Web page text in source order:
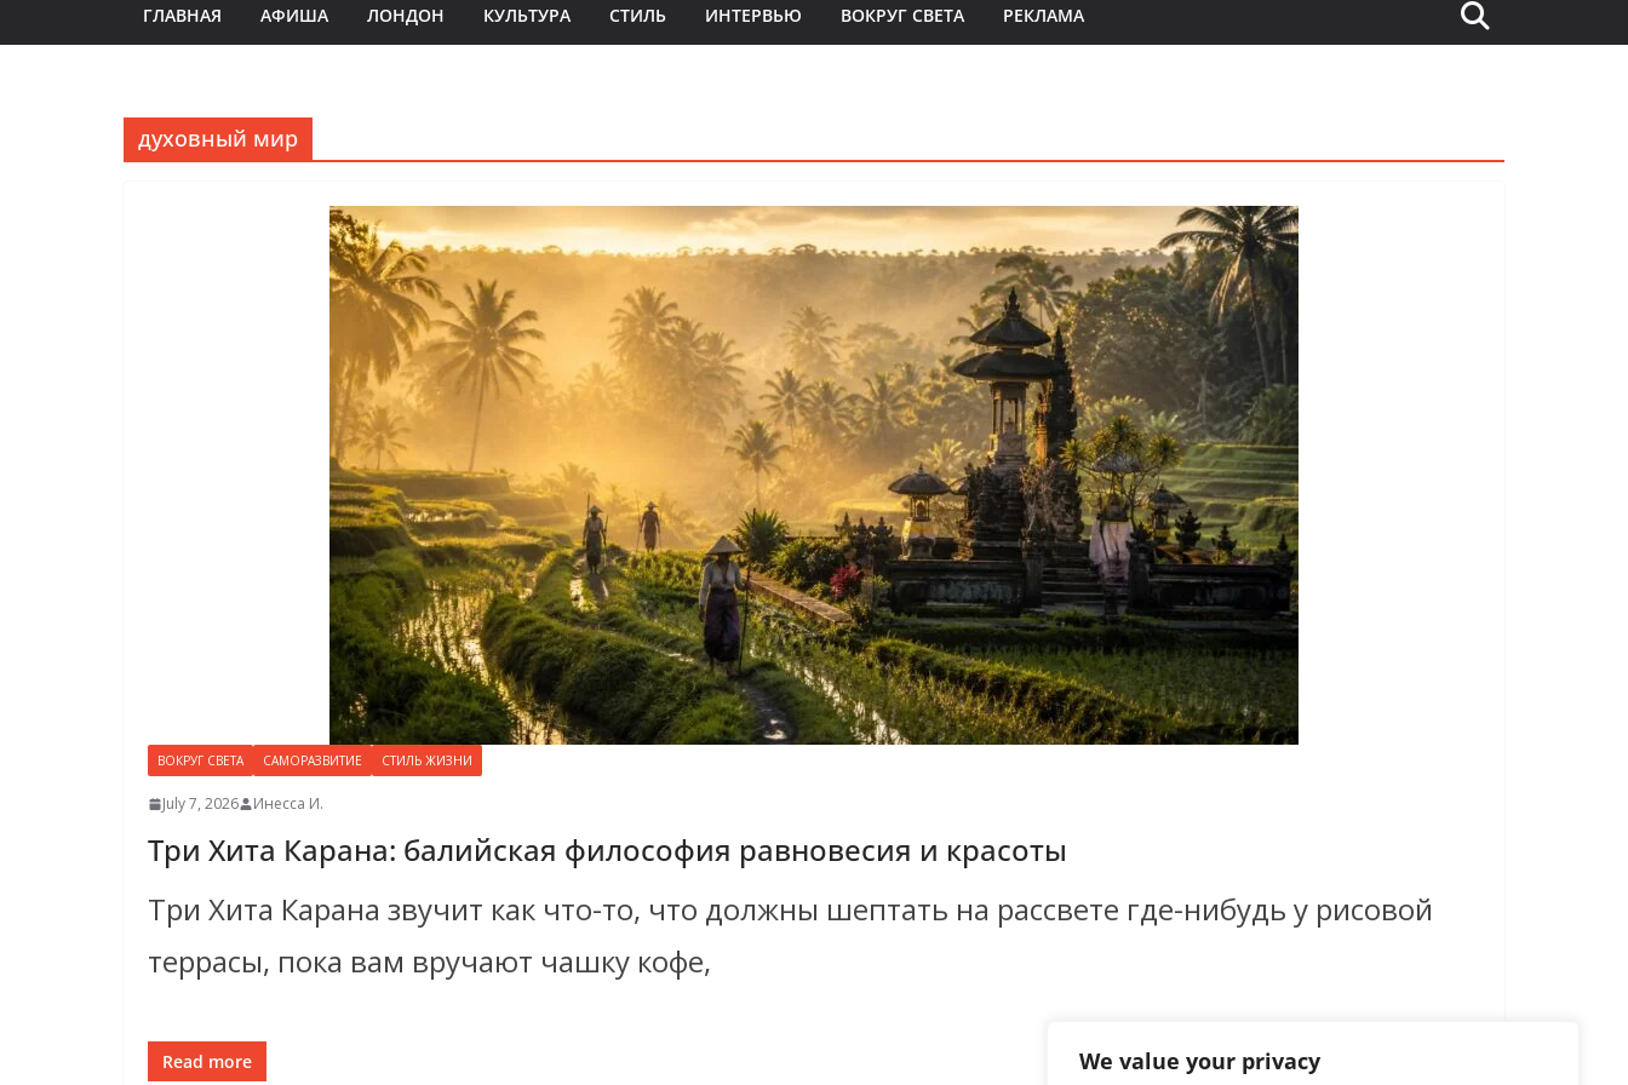
We value your privacy
ГЛАВНАЯ АФИША ЛОНДОН КУЛЬТУРА СТИЛЬ ИНТЕРВЬЮ ВОКРУГ СВЕТА РЕКЛАМА
духовный мир
ВОКРУГ СВЕТА САМОРАЗВИТИЕ СТИЛЬ ЖИЗНИ
July 7, 2026 Инесса И.
Три Хита Карана: балийская философия равновесия и красоты
Три Хита Карана звучит как что-то, что должны шептать на рассвете где-нибудь у рисовой
террасы, пока вам вручают чашку кофе,
Read more